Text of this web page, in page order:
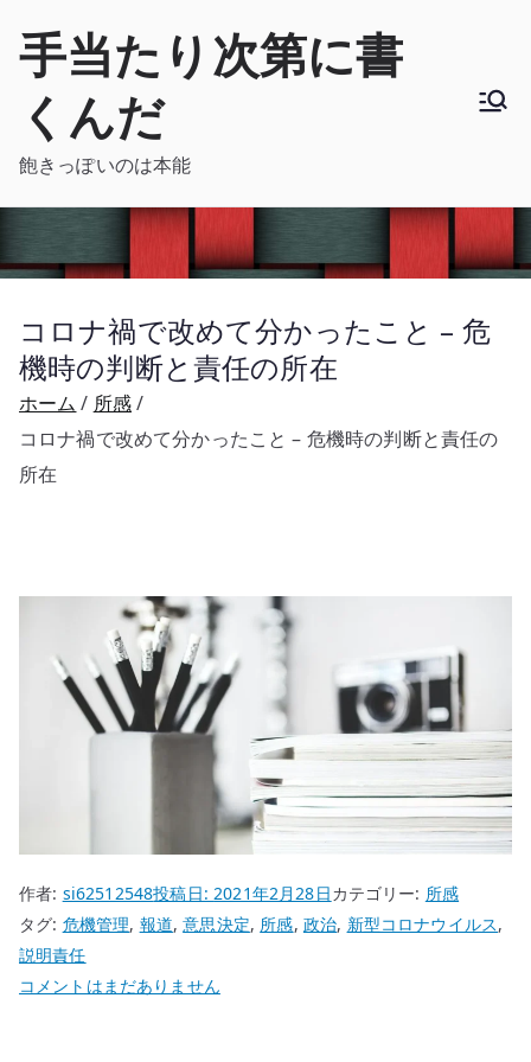
手当たり次第に書
くんだ
飽きっぽいのは本能
コロナ禍で改めて分かったこと – 危
機時の判断と責任の所在
ホーム
所感
コロナ禍で改めて分かったこと – 危機時の判断と責任の
所在
作者: si62512548投稿日:2021年2月28日カテゴリー: 所感
タグ: 危機管理, 報道,意思決定, 所感, 政治, 新型コロナウイルス,
説明責任
コ
コメントはまだありません